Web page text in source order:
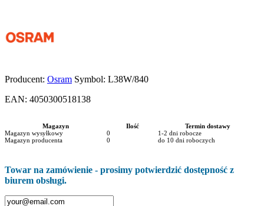
Producent: Osram Symbol: L38W/840
EAN: 4050300518138
Magazyn Ilość
Termin dostawy
Magazyn wysyłkowy
0
1-2 dni robocze
Magazyn producenta
0 do 10 dni roboczych
Towar na zamówienie - prosimy potwierdzić dostępność z
biurem obsługi.